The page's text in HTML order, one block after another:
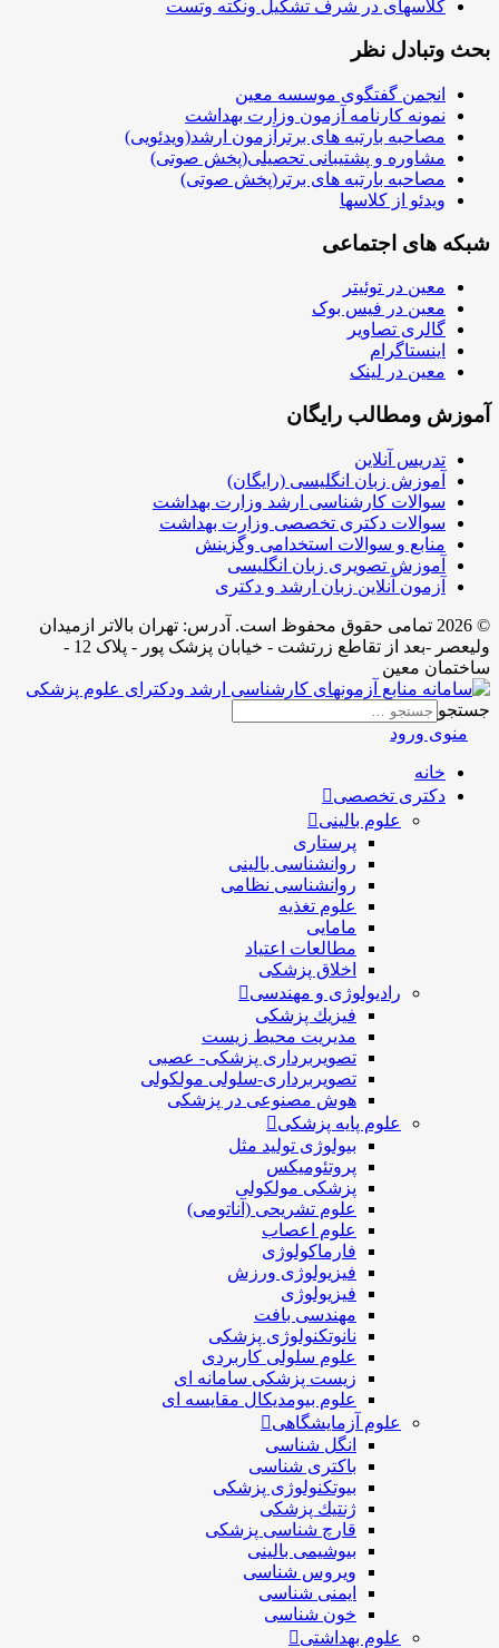
کلاسهای در شرف تشکیل ونکته وتست
بحث وتبادل نظر
انجمن گفتگوی موسسه معین
نمونه کارنامه آزمون وزارت بهداشت
مصاحبه بارتبه های برترآزمون ارشد(ویدئویی)
مشاوره و پشتیبانی تحصیلی(پخش صوتی)
مصاحبه بارتبه های برتر(پخش صوتی)
ویدئو از کلاسها
شبکه های اجتماعی
معین در توئیتر
معین در فیس بوک
گالری تصاویر
اینستاگرام
معین در لینک
آموزش ومطالب رایگان
تدریس آنلاین
آموزش زبان انگلیسی (رایگان)
سوالات کارشناسی ارشد وزارت بهداشت
سوالات دکتری تخصصی وزارت بهداشت
منابع و سوالات استخدامی وگزینش
آموزش تصویری زبان انگلیسی
آزمون آنلاین زبان ارشد و دکتری
© 2026 تمامی حقوق محفوظ است. آدرس:‌ تهران بالاتر ازمیدان
ولیعصر -بعد از تقاطع زرتشت - خیابان پزشک پور - پلاک 12 -
ساختمان معین
جستجو
منوی ورود
خانه
دکتری تخصصی
علوم بالینی
پرستاری
روانشناسی بالینی
روانشناسی نظامی
علوم تغذیه
مامایی
مطالعات اعتیاد
اخلاق پزشکی
رادیولوژی و مهندسی
فيزيك پزشکی
مدیریت محیط زیست
تصویربرداری پزشکی- عصبی
تصویربرداری-سلولی مولکولی
هوش مصنوعی در پزشکی
علوم پایه پزشکی
بیولوژی تولید مثل
پروتئومیکس
پزشکی مولکولی
علوم تشریحی (آناتومی)
علوم اعصاب
فارماکولوژی
فیزیولوژی ورزش
فیزیولوژی
مهندسی بافت
نانوتکنولوژی پزشکی
علوم سلولی کاربردی
زیست پزشکی سامانه ای
علوم بیومدیکال مقایسه ای
علوم آزمایشگاهی
انگل شناسی
باکتری شناسی
بیوتکنولوژی پزشکی
ژنتيك پزشکی
قارچ شناسی پزشكی
بیوشیمی بالینی
ویروس شناسی
ایمنی شناسی
خون شناسی
علوم بهداشتی